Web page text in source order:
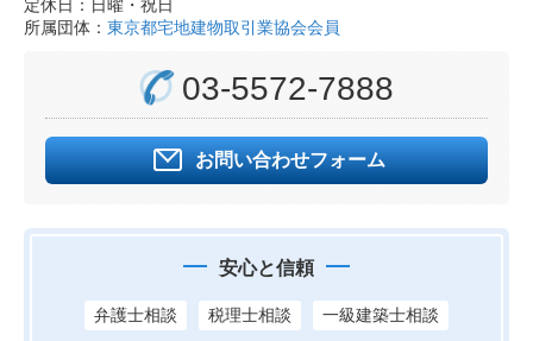
定休日：日曜・祝日
所属団体： 東京都宅地建物取引業協会会員
03-5572-7888
お問い合わせフォーム
安心と信頼
弁護士相談 税理士相談 一級建築士相談